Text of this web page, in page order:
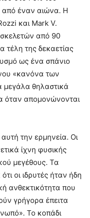
από έναν αιώνα. Η
και Mark V.
από 90
της δεκαετίας
ως ένα σπάνιο
«κανόνα των
μεγάλα θηλαστικά
όταν απομονώνονται
την ερμηνεία. Οι
ίχνη φυσικής
μεγέθους. Τα
οι ιδρυτές ήταν ήδη
ανθεκτικότητα που
γρήγορα έπειτα
Το κοπάδι